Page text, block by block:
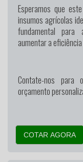
Esperamos que
insumos agrícolas
fundamental para
aumentar a
Contate-nos
orçamento
COTAR AGORA